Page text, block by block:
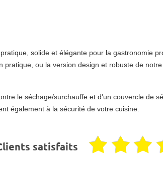
solide et élégante pour la gastronomie
ou la version design et robuste de
le séchage/surchauffe et d'un couvercle de
également à la sécurité de votre cuisine.
satisfaits